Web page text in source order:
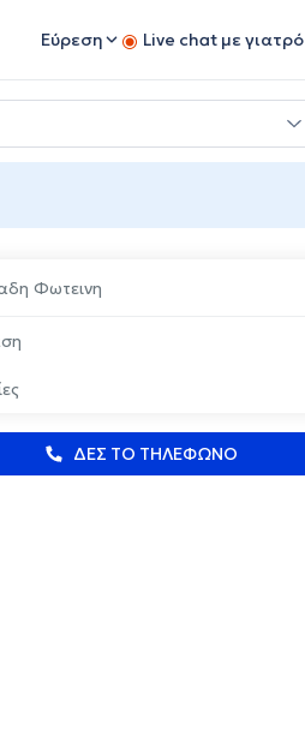
Εύρεση Live chat με γιατρό
Φωτεινη
ΔΕΣ ΤΟ ΤΗΛΕΦΩΝΟ